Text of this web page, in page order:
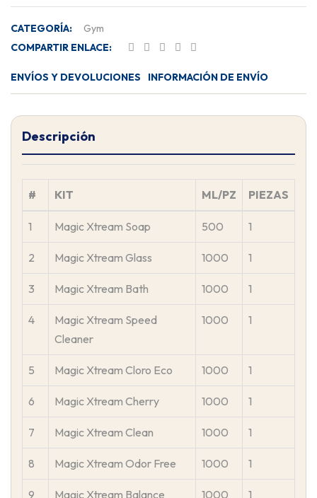
CATEGORÍA:
Gym
COMPARTIR ENLACE:
ENVÍOS Y DEVOLUCIONES INFORMACIÓN DE ENVÍO
Descripción
# KIT ML/PZ PIEZAS
1 Magic Xtream Soap 500 1
2 Magic Xtream Glass 1000 1
3 Magic Xtream Bath 1000 1
4
Magic Xtream Speed
Cleaner
1000 1
5 Magic Xtream Cloro Eco 1000 1
6 Magic Xtream Cherry 1000 1
7 Magic Xtream Clean 1000 1
8 Magic Xtream Odor Free 1000 1
9 Magic Xtream Balance 1000 1